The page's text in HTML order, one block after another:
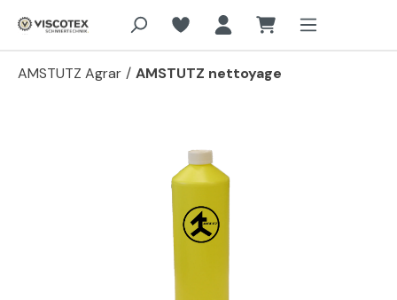
Aller au contenu principal
AMSTUTZ Agrar / AMSTUTZ nettoyage